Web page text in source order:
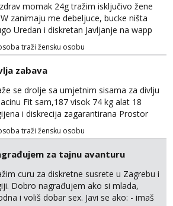
momak 24g tražim isključivo žene
zanimaju me debeljuce, bucke ništa
Uredan i diskretan Javljanje na wapp
546 9915
traži žensku osobu
zabava
se drolje sa umjetnim sisama za divlju
Fit sam,187 visok 74 kg alat 18
i diskrecija zagarantirana Prostor
na području između Zadra i Šibenika
watsap 0955406511 bez poziva
traži žensku osobu
za tajnu avanturu
curu za diskretne susrete u Zagrebu i
Dobro nagrađujem ako si mlada,
i voliš dobar sex. Javi se ako: - imaš